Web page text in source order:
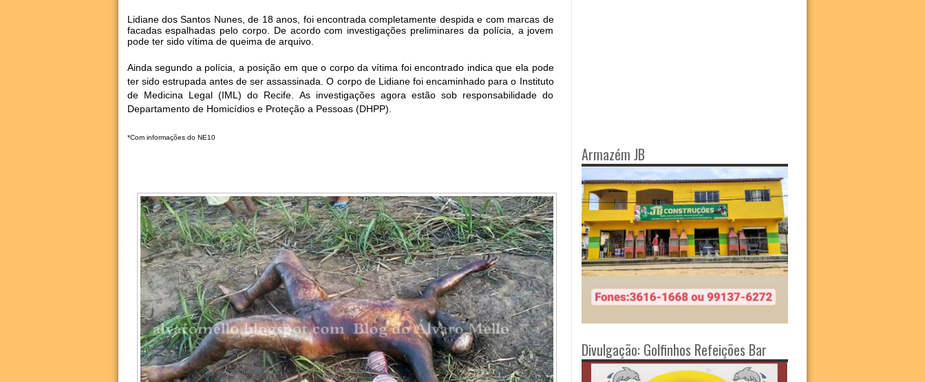
Lidiane dos Santos Nunes, de 18 anos, foi encontrada completamente despida e com marcas de
facadas espalhadas pelo corpo. De acordo com investigações preliminares da polícia, a jovem
pode ter sido vítima de queima de arquivo.
Ainda segundo a polícia, a posição em que o corpo da vítima foi encontrado indica que ela pode
ter sido estrupada antes de ser assassinada. O corpo de Lidiane foi encaminhado para o Instituto
de Medicina Legal (IML) do Recife. As investigações agora estão sob responsabilidade do
Departamento de Homicídios e Proteção a Pessoas (DHPP).
*Com informações do NE10
Armazém JB
Divulgação: Golfinhos Refeições Bar